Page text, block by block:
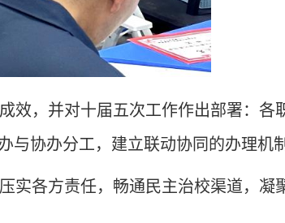
效，并对十届五次工作作出部署：各
协办分工，建立联动协同的办理机制
实各方责任，畅通民主治校渠道，凝